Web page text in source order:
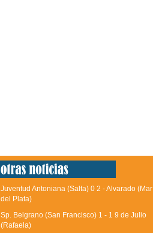
Juventud Antoniana (Salta) 0 2 - Alvarado (Mar
del Plata)
Sp. Belgrano (San Francisco) 1 - 1 9 de Julio
(Rafaela)